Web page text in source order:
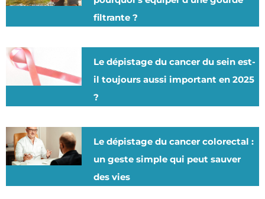
filtrante ?
Le dépistage du cancer du sein est-
il toujours aussi important en 2025
?
Le dépistage du cancer colorectal :
un geste simple qui peut sauver
des vies